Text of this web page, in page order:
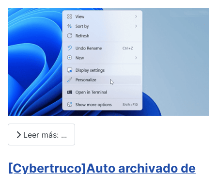
Leer más: ...
[Cybertruco]Auto archivado de